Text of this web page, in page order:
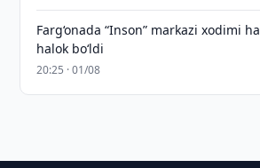
Farg‘onada “Inson” markazi xodimi
halok bo‘ldi
20:25 · 01/08